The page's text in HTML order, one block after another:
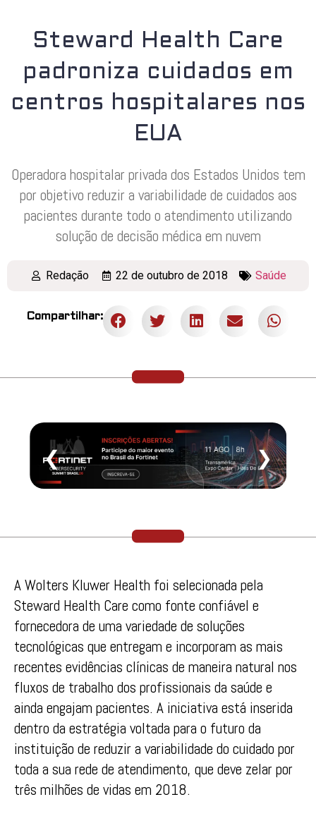
Steward Health Care
padroniza cuidados em
centros hospitalares nos
EUA
Operadora hospitalar privada dos Estados Unidos tem
por objetivo reduzir a variabilidade de cuidados aos
pacientes durante todo o atendimento utilizando
solução de decisão médica em nuvem
Redação 22 de outubro de 2018 Saúde
Compartilhar:
❮ ❯
A Wolters Kluwer Health foi selecionada pela
Steward Health Care como fonte confiável e
fornecedora de uma variedade de soluções
tecnológicas que entregam e incorporam as mais
recentes evidências clínicas de maneira natural nos
fluxos de trabalho dos profissionais da saúde e
ainda engajam pacientes. A iniciativa está inserida
dentro da estratégia voltada para o futuro da
instituição de reduzir a variabilidade do cuidado por
toda a sua rede de atendimento, que deve zelar por
três milhões de vidas em 2018.